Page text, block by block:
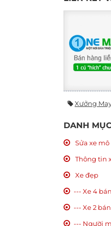
Xưởng
DANH MỤC
Sửa xe
Thông tin
Xe đẹp
--- Xe 4
--- Xe 2
--- Người